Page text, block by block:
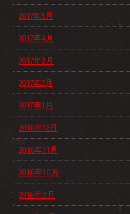
2017年5月
2017年4月
2017年3月
2017年2月
2017年1月
2016年12月
2016年11月
2016年10月
2016年9月